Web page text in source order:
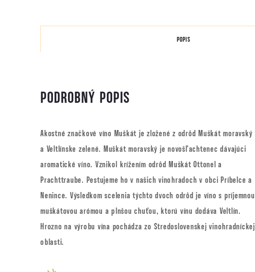
POPIS
PODROBNÝ POPIS
Akostné značkové víno Muškát je zložené z odrôd Muškát moravský
a Veltlínske zelené. Muškát moravský je novošľachtenec dávajúci
aromatické víno. Vznikol krížením odrôd Muškát Ottonel a
Prachttraube. Pestujeme ho v našich vinohradoch v obci Príbelce a
Nenince. Výsledkom scelenia týchto dvoch odrôd je víno s príjemnou
muškátovou arómou a plnšou chuťou, ktorú vínu dodáva Veltlín.
Hrozno na výrobu vína pochádza zo Stredoslovenskej vinohradníckej
oblasti.